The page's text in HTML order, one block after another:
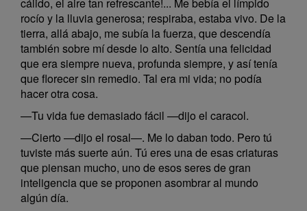
rocío y la lluvia generosa; respiraba, estaba vivo. De la
tierra, allá abajo, me subía la fuerza, que descendía
también sobre mí desde lo alto. Sentía una felicidad
que era siempre nueva, profunda siempre, y así tenía
que florecer sin remedio. Tal era mi vida; no podía
hacer otra cosa.
—Tu vida fue demasiado fácil —dijo el caracol.
—Cierto —dijo el rosal—. Me lo daban todo. Pero tú
tuviste más suerte aún. Tú eres una de esas criaturas
que piensan mucho, uno de esos seres de gran
inteligencia que se proponen asombrar al mundo
algún día.